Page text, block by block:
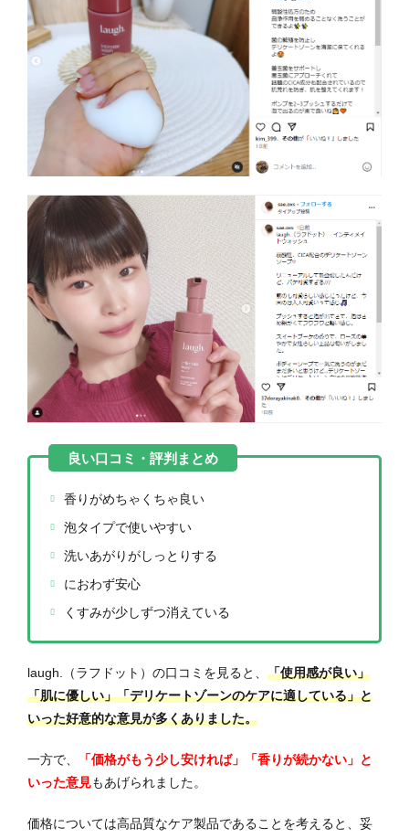
香りがめちゃくちゃ良い
泡タイプで使いやすい
洗いあがりがしっとりする
におわず安心
くすみが少しずつ消えている
laugh.（ラフドット）の口コミを見ると、 「使用感が良い」
「肌に優しい」「デリケートゾーンのケアに適している」と
いった好意的な意見が多くありました。
一方で、
「価格がもう少し安ければ」「香りが続かない」と
いった意見もあげられました。
価格については高品質なケア製品であることを考えると、妥